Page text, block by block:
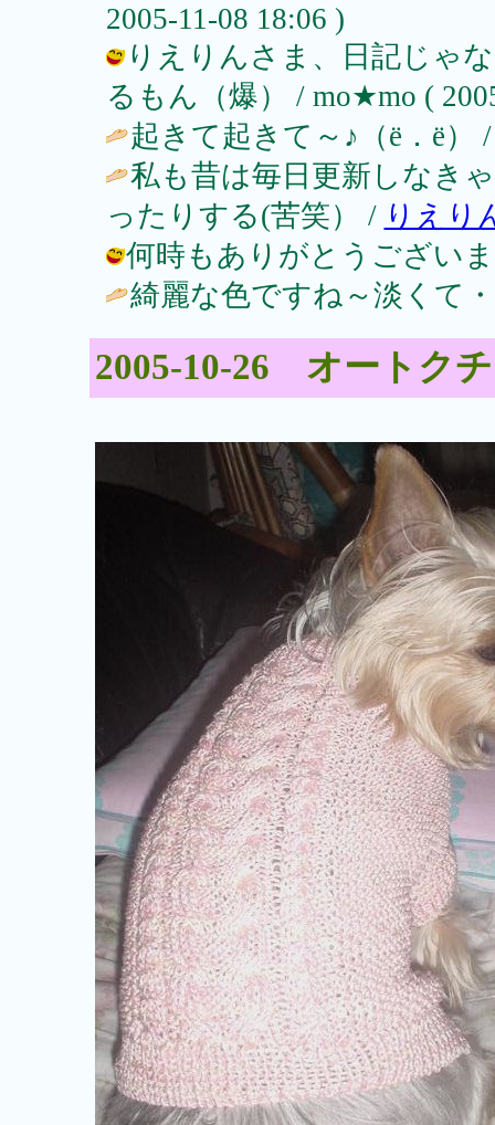
2005-11-08 18:06 )
りえりんさま、日記じゃ
るもん（爆） / mo★mo (
起きて起きて～♪（ё．ё）
私も昔は毎日更新しなき
ったりする(苦笑） / りえり
何時もありがとうござい
綺麗な色ですね～淡くて
2005-10-26 オートク